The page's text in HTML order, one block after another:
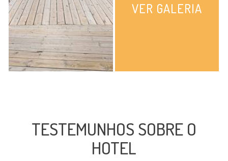
VER GALERIA
TESTEMUNHOS SOBRE O
HOTEL